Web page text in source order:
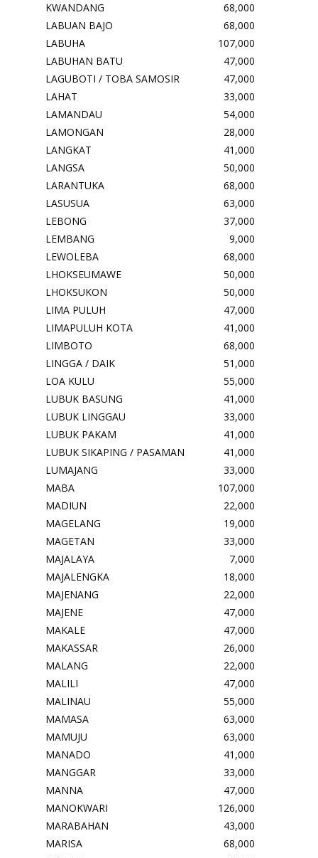
KWANDANG
68,000
LABUAN BAJO
68,000
LABUHA
107,000
LABUHAN BATU
47,000
LAGUBOTI / TOBA SAMOSIR
47,000
LAHAT
33,000
LAMANDAU
54,000
LAMONGAN
28,000
LANGKAT
41,000
LANGSA
50,000
LARANTUKA
68,000
LASUSUA
63,000
LEBONG
37,000
LEMBANG
9,000
LEWOLEBA
68,000
LHOKSEUMAWE
50,000
LHOKSUKON
50,000
LIMA PULUH
47,000
LIMAPULUH KOTA
41,000
LIMBOTO
68,000
LINGGA / DAIK
51,000
LOA KULU
55,000
LUBUK BASUNG
41,000
LUBUK LINGGAU
33,000
LUBUK PAKAM
41,000
LUBUK SIKAPING / PASAMAN
41,000
LUMAJANG
33,000
MABA
107,000
MADIUN
22,000
MAGELANG
19,000
MAGETAN
33,000
MAJALAYA
7,000
MAJALENGKA
18,000
MAJENANG
22,000
MAJENE
47,000
MAKALE
47,000
MAKASSAR
26,000
MALANG
22,000
MALILI
47,000
MALINAU
55,000
MAMASA
63,000
MAMUJU
63,000
MANADO
41,000
MANGGAR
33,000
MANNA
47,000
MANOKWARI
126,000
MARABAHAN
43,000
MARISA
68,000